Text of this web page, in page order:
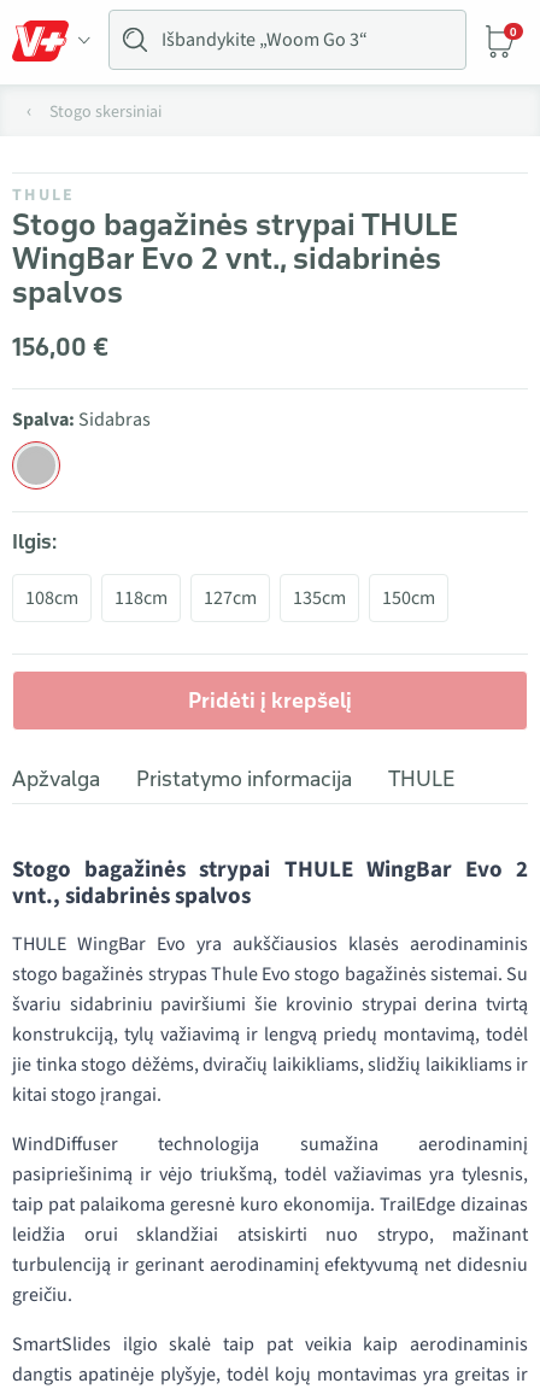
0
Stogo skersiniai
THULE
Stogo bagažinės strypai THULE
WingBar Evo 2 vnt., sidabrinės
spalvos
156,00 €
Spalva: Sidabras
Ilgis:
108cm 118cm 127cm 135cm 150cm
Pridėti į krepšelį
Apžvalga Pristatymo informacija THULE
Stogo bagažinės strypai THULE WingBar Evo 2
vnt., sidabrinės spalvos
THULE WingBar Evo yra aukščiausios klasės aerodinaminis
stogo bagažinės strypas Thule Evo stogo bagažinės sistemai. Su
švariu sidabriniu paviršiumi šie krovinio strypai derina tvirtą
konstrukciją, tylų važiavimą ir lengvą priedų montavimą, todėl
jie tinka stogo dėžėms, dviračių laikikliams, slidžių laikikliams ir
kitai stogo įrangai.
WindDiffuser technologija sumažina aerodinaminį
pasipriešinimą ir vėjo triukšmą, todėl važiavimas yra tylesnis,
taip pat palaikoma geresnė kuro ekonomija. TrailEdge dizainas
leidžia orui sklandžiai atsiskirti nuo strypo, mažinant
turbulenciją ir gerinant aerodinaminį efektyvumą net didesniu
greičiu.
SmartSlides ilgio skalė taip pat veikia kaip aerodinaminis
dangtis apatinėje plyšyje, todėl kojų montavimas yra greitas ir